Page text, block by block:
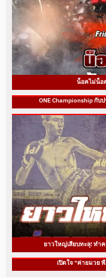
น็อคไม่น็อ
ONE Championship กั
ยาวใหญ่เสียบทะลุ! ทำ
เปิดใจ “ค่ายมวย